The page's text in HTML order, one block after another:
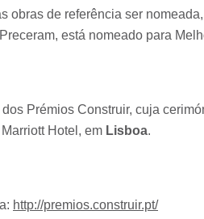
obras de referência ser
está nomeado para
Prémios Construir, cuja
Hotel, em Lisboa.
http://premios.construir.pt/